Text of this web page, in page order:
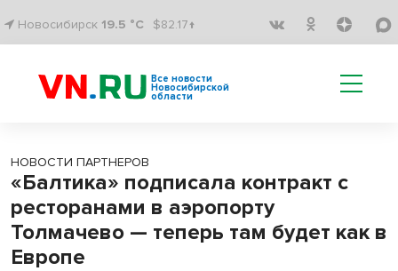
Новосибирск 19.5 °C $82.17↑
Все новости
Новосибирской
области
НОВОСТИ ПАРТНЕРОВ
«Балтика» подписала контракт с
ресторанами в аэропорту
Толмачево — теперь там будет как в
Европе